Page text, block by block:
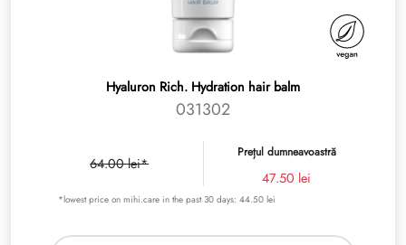
Hyaluron Rich. Hydration hair balm
031302
64.00 lei*
Prețul dumneavoastră
47.50 lei
*lowest price on mihi.care in the past 30 days: 44.50 lei